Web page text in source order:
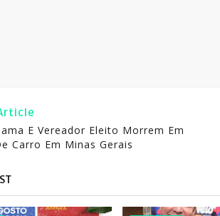
E Vereador Eleito Morrem Em
Carro Em Minas Gerais